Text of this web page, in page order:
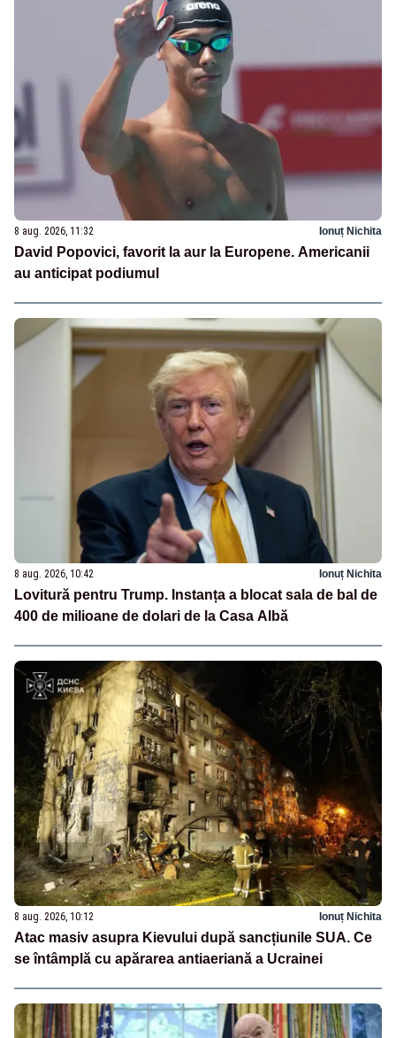
8 aug. 2026, 11:32 Ionuț Nichita
David Popovici, favorit la aur la Europene. Americanii
au anticipat podiumul
8 aug. 2026, 10:42 Ionuț Nichita
Lovitură pentru Trump. Instanța a blocat sala de bal de
400 de milioane de dolari de la Casa Albă
8 aug. 2026, 10:12 Ionuț Nichita
Atac masiv asupra Kievului după sancțiunile SUA. Ce
se întâmplă cu apărarea antiaeriană a Ucrainei